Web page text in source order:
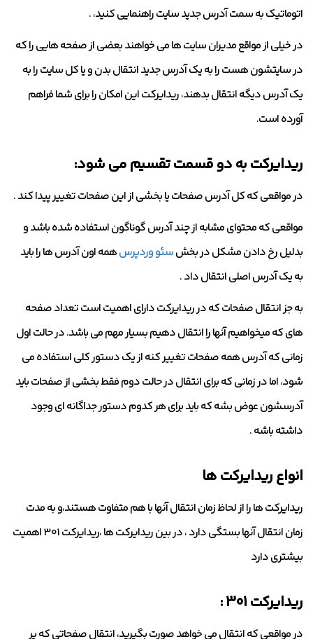
اتوماتیک به سمت آدرس جدید سایت راهنمایی کنید، .
در خیلی از مواقع مدیران سایت ها می خواهند بعضی از صفحه هایی را که
در سایتشون هست را به یک آدرس جدید انتقال بدن و یا کل سایت را به
یک آدرس دیگه انتقال بدهند، ریدایرکت این امکان را برای شما فراهم
آورده است.
ریدایرکت به دو قسمت تقسیم می شود:
در مواقعی که کل آدرس صفحات یا بخشی از این صفحات تغییر پیدا کند .
مواقعی که محتوای مشابه از چند آدرس گوناگون استفاده شده باشد و
بدلیل رخ دادن مشکل در بخشسئو وردپرسهمه اون آدرس ها را باید
به یک آدرس اصلی انتقال داد .
به جز انتقال صفحات که در ریدایرکت دارای اهمیت است تعداد صفحه
های که میخواهیم آنها را انتقال دهیم بسیار مهم می باشد. در حالت اول
زمانی که آدرس همه صفحات تغییر کنه از یک دستور کلی استفاده می
شود، اما در زمانی که برای انتقال در حالت دوم فقط بخشی از صفحات باید
آدرسشون عوض بشه که باید برای هر کدوم دستور جداگانه ای وجود
داشته باشه .
انواع ریدایرکت ها
ریدایرکت ها را از لحاظ زمان انتقال آنها با هم متفاوت هستند،و به مدت
زمان انتقال آنها بستگی دارد ، در بین ریدایرکت ها ،ریدایرکت 301 اهمیت
بیشتری دارد
ریدایرکت 301 :
در مواقعی که انتقال می خواهد صورت بگیرید، انتقال صفحاتی که پر